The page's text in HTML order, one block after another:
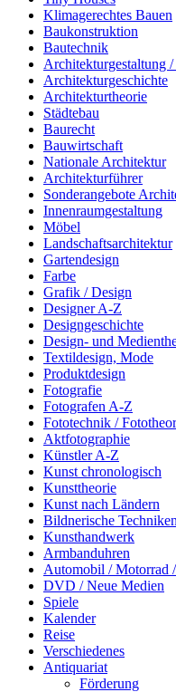
Klimagerechtes Bauen
Baukonstruktion
Bautechnik
Architekturgestaltung
Architekturgeschichte
Architekturtheorie
Städtebau
Baurecht
Bauwirtschaft
Nationale Architektur
Architekturführer
Sonderangebote
Innenraumgestaltung
Möbel
Landschaftsarchitektur
Gartendesign
Farbe
Grafik / Design
Designer A-Z
Designgeschichte
Design- und
Textildesign, Mode
Produktdesign
Fotografie
Fotografen A-Z
Fototechnik /
Aktfotographie
Künstler A-Z
Kunst chronologisch
Kunsttheorie
Kunst nach Ländern
Bildnerische Techniken
Kunsthandwerk
Armbanduhren
Automobil / Motorrad
DVD / Neue Medien
Spiele
Kalender
Reise
Verschiedenes
Antiquariat
Förderung